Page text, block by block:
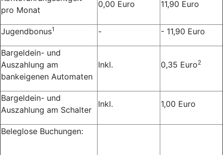
pro Monat
0,00 Euro 11,90 Euro
Jugendbonus1 - - 11,90 Euro
Bargeldein- und
Auszahlung am
bankeigenen Automaten
Inkl. 0,35 Euro2
Bargeldein- und
Auszahlung am Schalter
Inkl. 1,00 Euro
Beleglose Buchungen: